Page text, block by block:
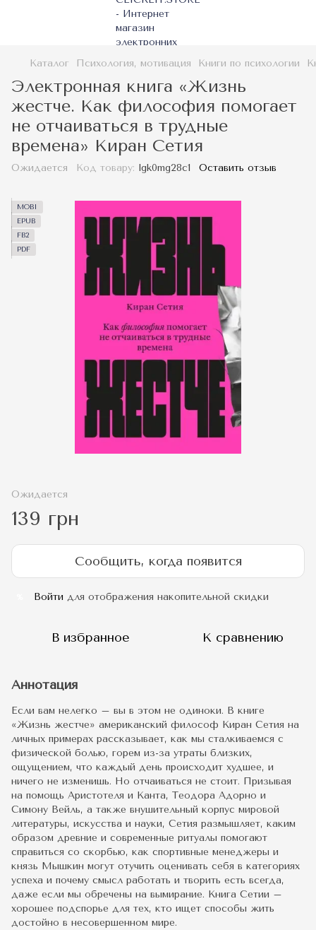
Каталог Психология, мотивация Книги по психологии
Электронная книга «Жизнь
жестче. Как философия помогает
не отчаиваться в трудные
времена» Киран Сетия
Ожидается Код товару: lgk0mg28c1 Оставить отзыв
MOBI
EPUB
FB2
PDF
Ожидается
139 грн
Сообщить, когда появится
Войти для отображения накопительной скидки
В избранное К сравнению
Аннотация
Если вам нелегко – вы в этом не одиноки. В книге
«Жизнь жестче» американский философ Киран Сетия на
личных примерах рассказывает, как мы сталкиваемся с
физической болью, горем из-за утраты близких,
ощущением, что каждый день происходит худшее, и
ничего не изменишь. Но отчаиваться не стоит. Призывая
на помощь Аристотеля и Канта, Теодора Адорно и
Симону Вейль, а также внушительный корпус мировой
литературы, искусства и науки, Сетия размышляет, каким
образом древние и современные ритуалы помогают
справиться со скорбью, как спортивные менеджеры и
князь Мышкин могут отучить оценивать себя в категориях
успеха и почему смысл работать и творить есть всегда,
даже если мы обречены на вымирание. Книга Сетии –
хорошее подспорье для тех, кто ищет способы жить
достойно в несовершенном мире.